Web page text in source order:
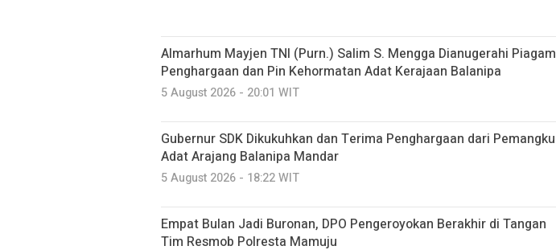
Almarhum Mayjen TNI (Purn.) Salim S. Mengga Dianugerahi Piagam
Penghargaan dan Pin Kehormatan Adat Kerajaan Balanipa
5 August 2026 - 20:01 WIT
Gubernur SDK Dikukuhkan dan Terima Penghargaan dari Pemangku
Adat Arajang Balanipa Mandar
5 August 2026 - 18:22 WIT
Empat Bulan Jadi Buronan, DPO Pengeroyokan Berakhir di Tangan
Tim Resmob Polresta Mamuju